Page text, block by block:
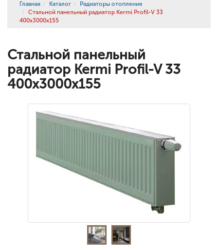
Главная Каталог
Радиаторы отопления
Стальной панельный радиатор Kermi Profil-V 33
400x3000x155
Стальной панельный
радиатор Kermi Profil-V 33
400x3000x155